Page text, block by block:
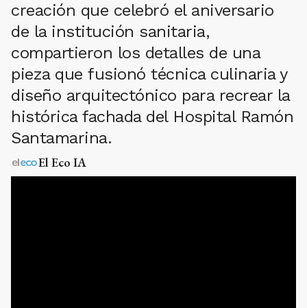
creación que celebró el aniversario
de la institución sanitaria,
compartieron los detalles de una
pieza que fusionó técnica culinaria y
diseño arquitectónico para recrear la
histórica fachada del Hospital Ramón
Santamarina.
El Eco IA